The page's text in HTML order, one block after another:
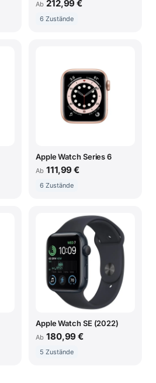
Ab 212,99 €
6 Zustände
Apple Watch Series 6
Ab 111,99 €
6 Zustände
Apple Watch SE (2022)
Ab 180,99 €
5 Zustände